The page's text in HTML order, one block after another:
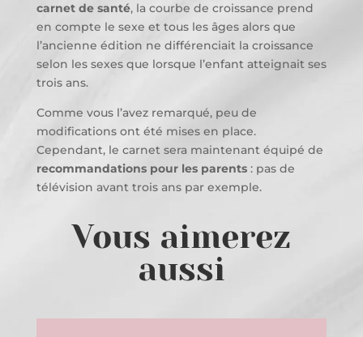
carnet de santé, la courbe de croissance prend
en compte le sexe et tous les âges alors que
l’ancienne édition ne différenciait la croissance
selon les sexes que lorsque l’enfant atteignait ses
trois ans.
Comme vous l’avez remarqué, peu de
modifications ont été mises en place.
Cependant, le carnet sera maintenant équipé de
recommandations pour les parents: pas de
télévision avant trois ans par exemple.
Vous aimerez
aussi